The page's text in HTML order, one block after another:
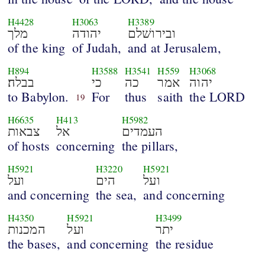
H4428
מלך
of the king
H3063
יהודה
of Judah,
H3389
ובירושׁלם
and at Jerusalem,
H894
בבלה׃
to Babylon. 19
H3588
כי
For
H3541
כה
thus
H559
אמר
saith
H3068
יהוה
the LORD
H6635
צבאות
of hosts
H413
אל
concerning
H5982
העמדים
the pillars,
H5921
ועל
and concerning
H3220
הים
the sea,
H5921
ועל
and concerning
H4350
המכנות
the bases,
H5921
ועל
and concerning
H3499
יתר
the residue